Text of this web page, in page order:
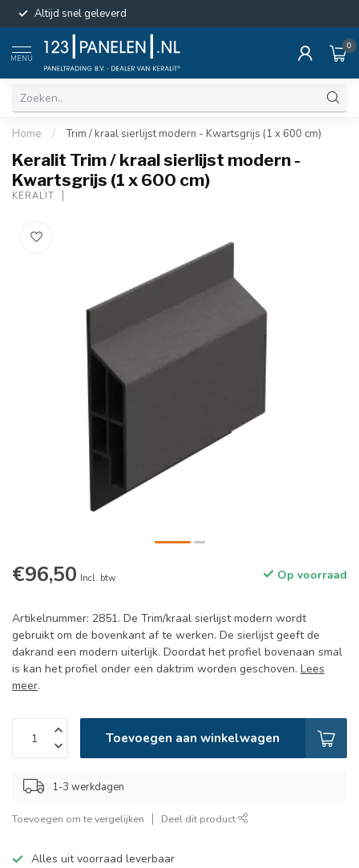
Altijd snel geleverd
MENU
0
Home / Trim / kraal sierlijst modern - Kwartsgrijs (1 x 600 cm)
Keralit Trim / kraal sierlijst modern -
Kwartsgrijs (1 x 600 cm)
KERALIT
€96,50 Incl. btw Op voorraad
Artikelnummer: 2851. De Trim/kraal sierlijst modern wordt
gebruikt om de bovenkant af te werken. De sierlijst geeft de
dakrand een modern uiterlijk. Doordat het profiel bovenaan smal
is kan het profiel onder een daktrim worden geschoven. Lees
meer.
Toevoegen aan winkelwagen
1-3 werkdagen
Toevoegen om te vergelijken Deel dit product
Alles uit voorraad leverbaar